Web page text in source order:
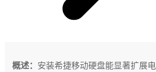
概述： 安装希捷移动硬盘能显著扩展